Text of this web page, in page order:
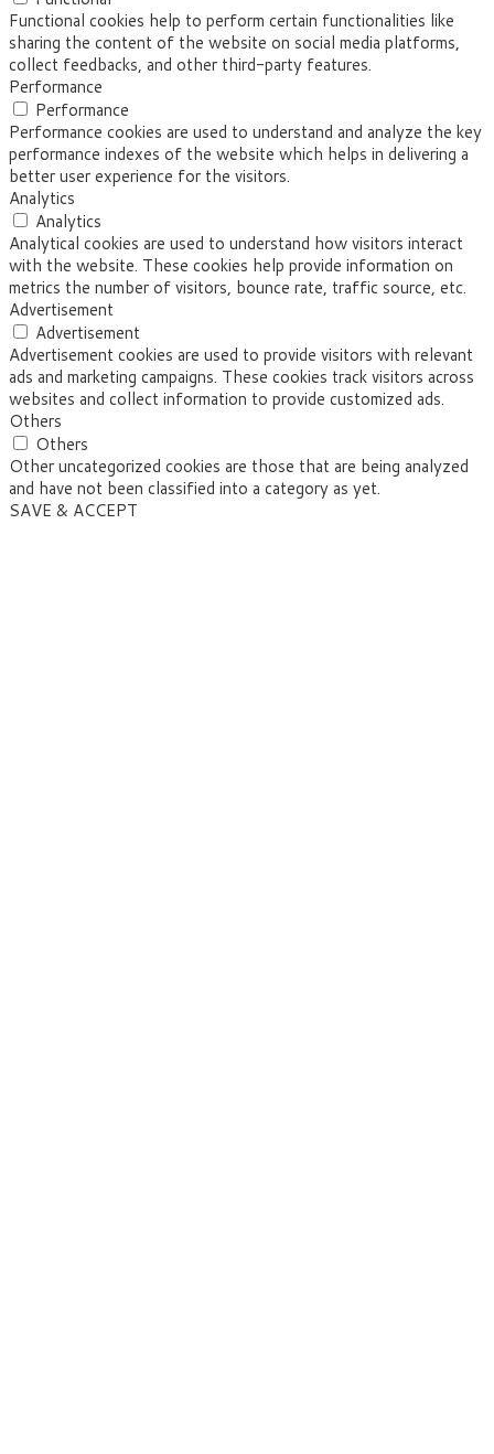
Functional cookies help to perform certain functionalities like
sharing the content of the website on social media platforms,
collect feedbacks, and other third-party features.
Performance
Performance
Performance cookies are used to understand and analyze the key
performance indexes of the website which helps in delivering a
better user experience for the visitors.
Analytics
Analytics
Analytical cookies are used to understand how visitors interact
with the website. These cookies help provide information on
metrics the number of visitors, bounce rate, traffic source, etc.
Advertisement
Advertisement
Advertisement cookies are used to provide visitors with relevant
ads and marketing campaigns. These cookies track visitors across
websites and collect information to provide customized ads.
Others
Others
Other uncategorized cookies are those that are being analyzed
and have not been classified into a category as yet.
SAVE & ACCEPT